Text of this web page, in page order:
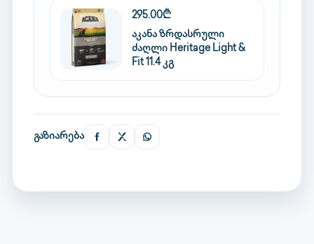
295.00₾
აკანა ზრდასრული
ძაღლი Heritage Light &
Fit 11.4 კგ
გაზიარება